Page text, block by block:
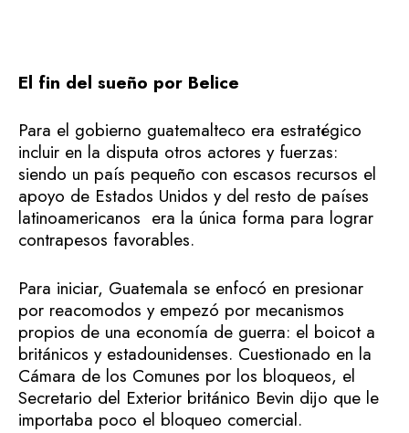
El fin del sueño por Belice
Para el gobierno guatemalteco era estratégico
incluir en la disputa otros actores y fuerzas:
siendo un país pequeño con escasos recursos el
apoyo de Estados Unidos y del resto de países
latinoamericanos era la única forma para lograr
contrapesos favorables.
Para iniciar, Guatemala se enfocó en presionar
por reacomodos y empezó por mecanismos
propios de una economía de guerra: el boicot a
británicos y estadounidenses. Cuestionado en la
Cámara de los Comunes por los bloqueos, el
Secretario del Exterior británico Bevin dijo que le
importaba poco el bloqueo comercial.